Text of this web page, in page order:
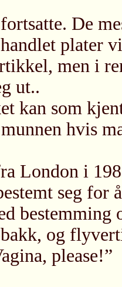
De
plater
men i
ut..
kan som
hvis
London i
seg
og
please!”